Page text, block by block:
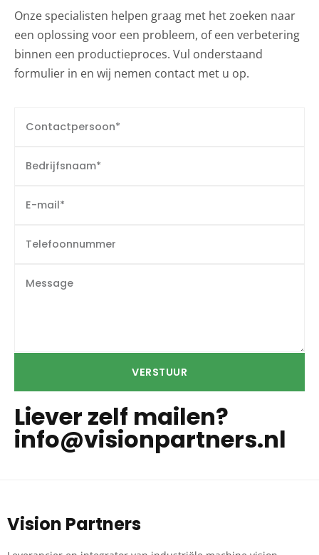
Onze specialisten helpen graag met het zoeken naar
een oplossing voor een probleem, of een verbetering
binnen een productieproces. Vul onderstaand
formulier in en wij nemen contact met u op.
VERSTUUR
Liever zelf mailen?
info@visionpartners.nl
Vision Partners